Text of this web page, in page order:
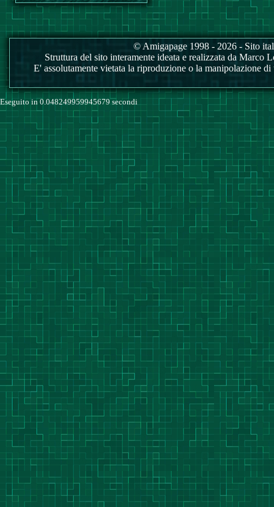
© Amigapage 1998 - 2026 - Sito
Struttura del sito interamente ideata e realizzata da
E' assolutamente vietata la riproduzione o la manipolazione
Eseguito in 0.048249959945679 secondi